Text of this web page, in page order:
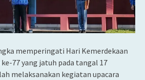
memperingati Hari Kemerdekaan
77 yang jatuh pada tangal 17
melaksanakan kegiatan upacara